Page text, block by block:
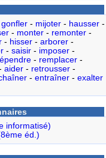
gonfler- mijoter- hausser-
- monter- remonter-
- hisser- arborer-
- saisir- imposer-
- remplacer-
aider- retrousser-
- entraîner- exalter
informatisé)
éd.)